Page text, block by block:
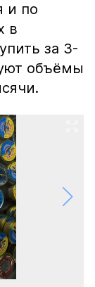
и по
в
за 3-
объёмы